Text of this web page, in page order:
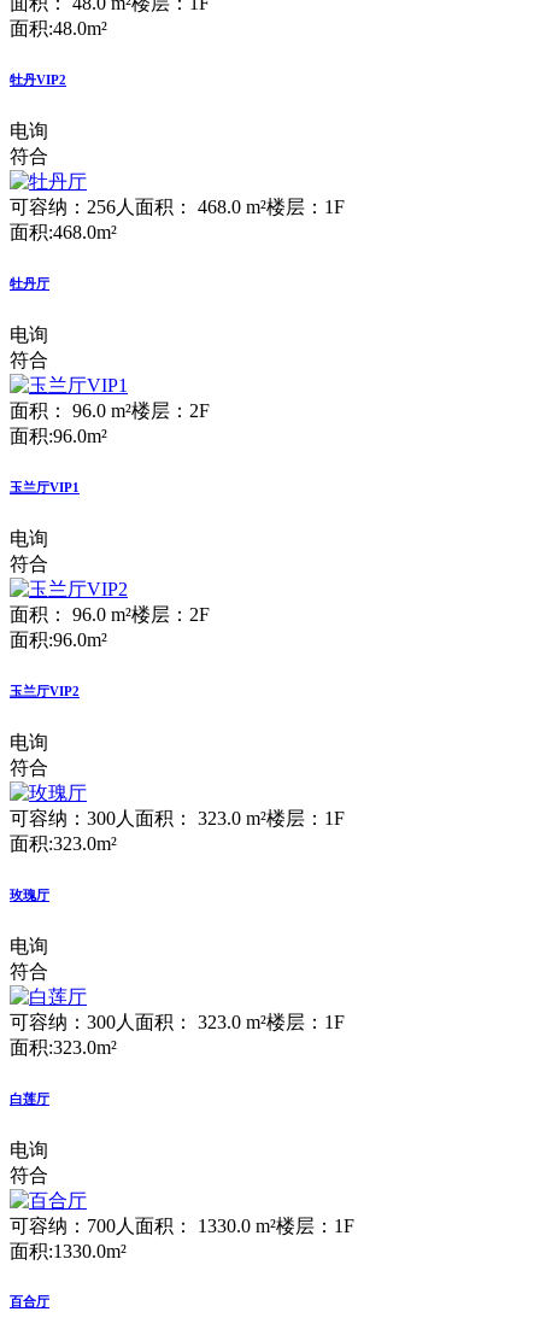
面积:48.0m²
牡丹VIP2
电询
符合
可容纳：256人 面积： 468.0 m²楼层：1F
面积:468.0m²
牡丹厅
电询
符合
面积： 96.0 m²楼层：2F
面积:96.0m²
玉兰厅VIP1
电询
符合
面积： 96.0 m²楼层：2F
面积:96.0m²
玉兰厅VIP2
电询
符合
可容纳：300人 面积： 323.0 m²楼层：1F
面积:323.0m²
玫瑰厅
电询
符合
可容纳：300人 面积： 323.0 m²楼层：1F
面积:323.0m²
白莲厅
电询
符合
可容纳：700人 面积： 1330.0 m²楼层：1F
面积:1330.0m²
百合厅